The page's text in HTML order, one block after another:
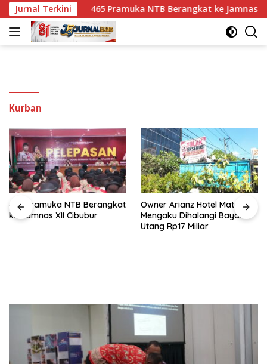
Langsung
ke
konten
Jurnal Terkini465 Pramuka NTB Berangkat ke Jamnas XII
Kurban
465 Pramuka NTB Berangkat
ke Jamnas XII Cibubur
Owner Arianz Hotel Mataram
Mengaku Dihalangi Bayar
Utang Rp17 Miliar